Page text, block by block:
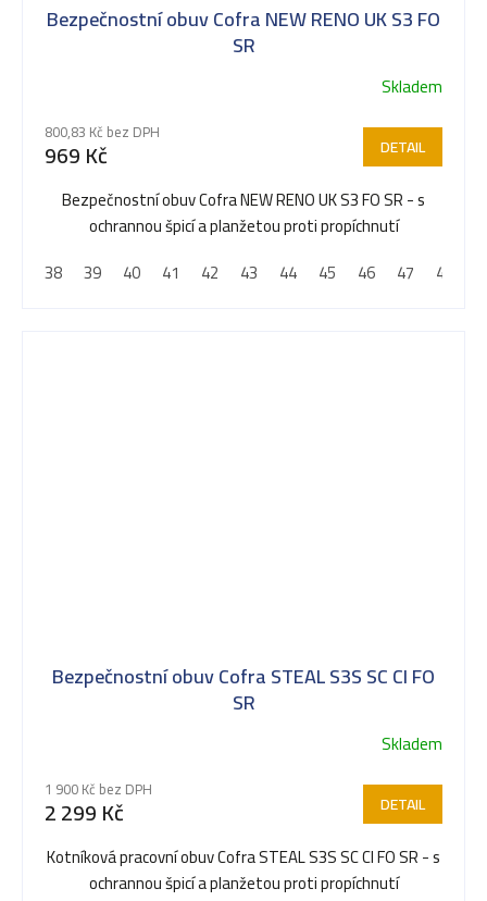
Bezpečnostní obuv Cofra NEW RENO UK S3 FO
SR
hodnocení
produktu
je
5,0
hvězdiček.
Skladem
800,83 Kč bez DPH
969 Kč DETAIL
Bezpečnostní obuv Cofra NEW RENO UK S3 FO SR - s
ochrannou špicí a planžetou proti propíchnutí
38
39 40 41 42 43 44 45 46 47 48
Bezpečnostní obuv Cofra STEAL S3S SC CI FO
SR
hodnocení
produktu
je
5,0
Skladem
1 900 Kč bez DPH
2 299 Kč DETAIL
Kotníková pracovní obuv Cofra STEAL S3S SC CI FO SR - s
ochrannou špicí a planžetou proti propíchnutí